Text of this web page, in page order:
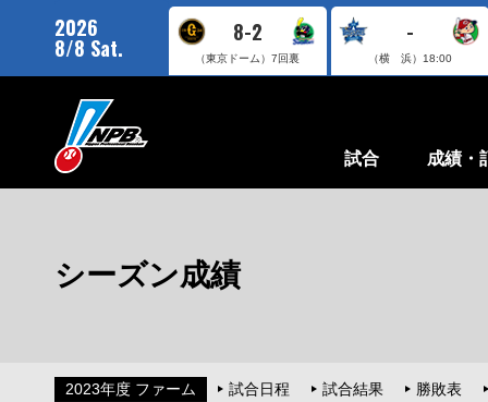
2026
8/8 Sat.
8-2
（東京ドーム）7回裏
-
（横 浜） 18:00
試合 成績・
シーズン成績
2023年度 ファーム 試合日程 試合結果
勝敗表